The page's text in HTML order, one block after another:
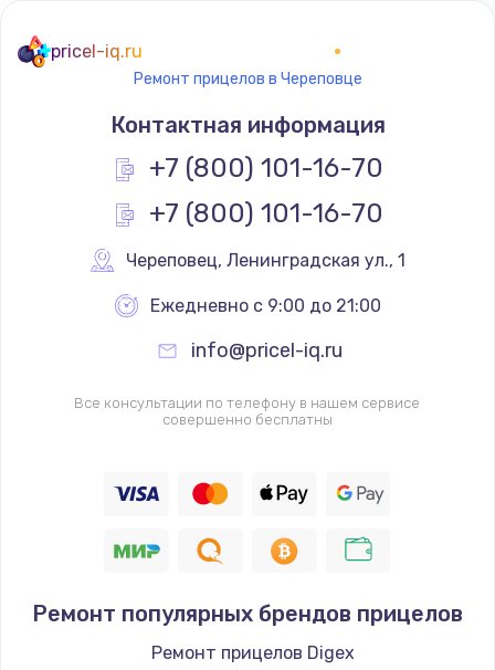
pricel-iq.ru
Ремонт прицелов в Череповце
Контактная информация
+7 (800) 101-16-70
+7 (800) 101-16-70
Череповец, Ленинградская ул., 1
Ежедневно с 9:00 до 21:00
info@pricel-iq.ru
Все консультации по телефону в нашем сервисе
совершенно бесплатны
Ремонт популярных брендов прицелов
Ремонт прицелов Digex